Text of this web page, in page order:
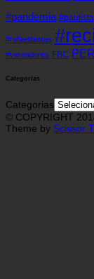
#pandemia #paulista
#rafaeldantas
#vereadores FBC
Categorias
Categorias
© COPYRIGHT
Theme by Scissor